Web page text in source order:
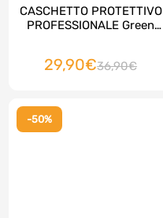
CASCHETTO PROTETTIVO
PROFESSIONALE Green
29,90€36,90€
-50%